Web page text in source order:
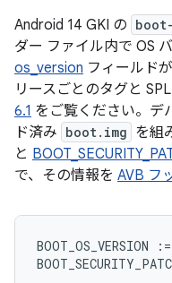
Android 14 GKI の
ダー ファイル内で OS
os_version フィールド
リースごとのタグと
6.1 をご覧ください。デ
ド済み boot.img を組
と
で、その情報を AVB フ
BOOT_OS_VERSION :=